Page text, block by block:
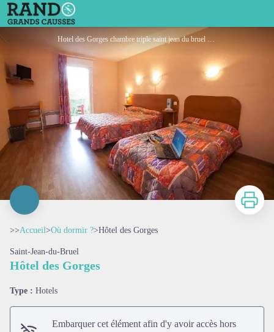
Hôtel des Gorges
Hotel des Gorges chambre triple saint jean du bruel aveyron occitanie france - Hotel des Gorges
Imprimer
>>Accueil>Où dormir ?>Hôtel des Gorges
Saint-Jean-du-Bruel
Hôtel des Gorges
Type : Hotels
Embarquer cet élément afin d'y avoir accès hors